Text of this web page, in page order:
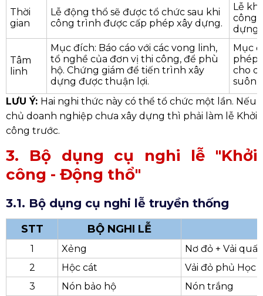
Thời
gian
Lễ động thổ sẽ được tổ chức sau khi
công trình được cấp phép xây dựng.
Lễ
công
dựng.
Tâm
linh
Mục đích: Báo cáo với các vong linh,
tổ nghề của đơn vị thi công, để phù
hộ. Chứng giám để tiến trình xây
dựng được thuận lợi.
Mục
phép,
cho
suôn
LƯU Ý: Hai nghi thức này có thể tổ chức một lần. Nếu
chủ doanh nghiệp chưa xây dựng thì phải làm lễ Khởi
công trước.
3. Bộ dụng cụ nghi lễ "Khởi
công - Động thổ"
3.1. Bộ dụng cụ nghi lễ truyền thống
STT BỘ NGHI LỄ
1 Xẻng
Nơ đỏ + Vải
2
Hộc cát
Vải đỏ phủ Học
3
Nón bảo hộ Nón trắng